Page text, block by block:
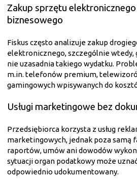
Zakup sprzętu
biznesowego
Fiskus często analizuje zakup
elektronicznego, szczególnie wtedy,
nie uzasadnia takiego wydatku.
m.in. telefonów premium,
gamingowych wpisywanych do
Usługi marketingowe bez
Przedsiębiorca korzysta z usług
marketingowych, jednak poza samą
raportów, umów ani dowodów
sytuacji organ podatkowy może
odpowiednio udokumentowany.